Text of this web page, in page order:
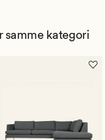
samme kategori